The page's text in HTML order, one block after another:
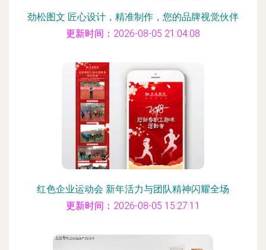
劲松图文 匠心设计，精准制作，您的品牌视觉伙伴
更新时间：2026-08-05 21:04:08
红色企业运动会 新年活力与团队精神闪耀全场
更新时间：2026-08-05 15:27:11